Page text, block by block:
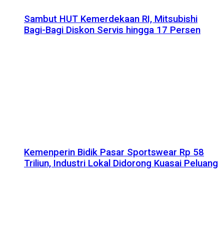
Sambut HUT Kemerdekaan RI, Mitsubishi
Bagi-Bagi Diskon Servis hingga 17 Persen
Kemenperin Bidik Pasar Sportswear Rp 58
Triliun, Industri Lokal Didorong Kuasai Peluang